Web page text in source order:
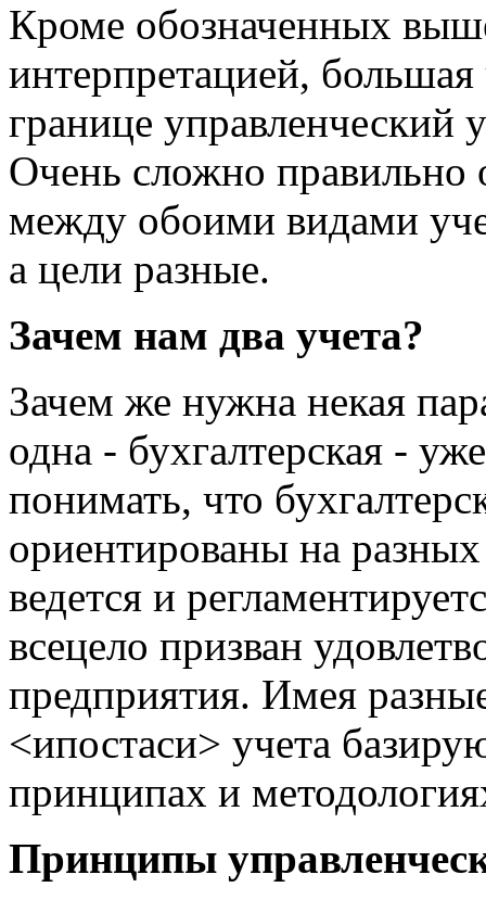
Кроме обозначенных
интерпретацией,
границе управленческий
Очень сложно правильно
между обоими видами
а цели разные.
Зачем нам два учета?
Зачем же нужна некая
одна - бухгалтерская -
понимать, что
ориентированы на
ведется и
всецело призван
предприятия. Имея
<ипостаси> учета
принципах и
Принципы